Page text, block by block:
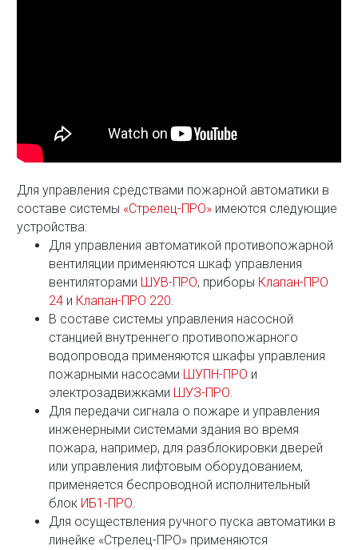
Для управления средствами пожарной автоматики в
составе системы «Стрелец-ПРО» имеются следующие
устройства:
Для управления автоматикой противопожарной
вентиляции применяются шкаф управления
вентиляторами ШУВ-ПРО, приборы Клапан-ПРО
24 и Клапан-ПРО 220.
В составе системы управления насосной
станцией внутреннего противопожарного
водопровода применяются шкафы управления
пожарными насосами ШУПН-ПРО и
электрозадвижками ШУЗ-ПРО.
Для передачи сигнала о пожаре и управления
инженерными системами здания во время
пожара, например, для разблокировки дверей
или управления лифтовым оборудованием,
применяется беспроводной исполнительный
блок ИБ1-ПРО.
Для осуществления ручного пуска автоматики в
линейке «Стрелец-ПРО» применяются